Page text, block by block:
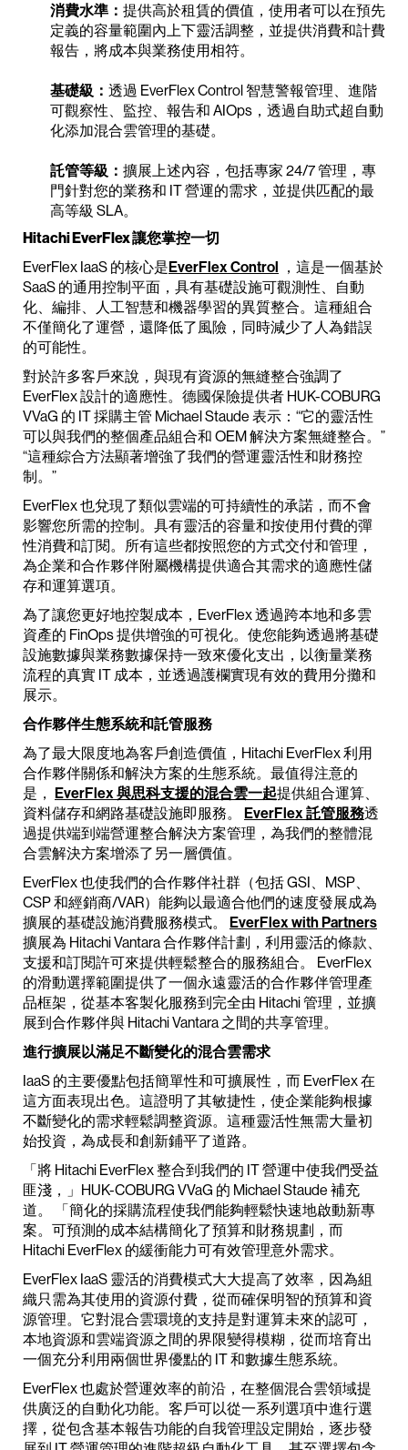
消費水準： 提供高於租賃的價值，使用者可以在預先
定義的容量範圍內上下靈活調整，並提供消費和計費
報告，將成本與業務使用相符。
基礎級： 透過 EverFlex Control 智慧警報管理、進階
可觀察性、監控、報告和 AIOps，透過自助式超自動
化添加混合雲管理的基礎。
託管等級： 擴展上述內容，包括專家 24/7 管理，專
門針對您的業務和 IT 營運的需求，並提供匹配的最
高等級 SLA。
Hitachi EverFlex 讓您掌控一切
EverFlex IaaS 的核心是EverFlex Control ，這是一個基於
SaaS 的通用控制平面，具有基礎設施可觀測性、自動
化、編排、人工智慧和機器學習的異質整合。這種組合
不僅簡化了運營，還降低了風險，同時減少了人為錯誤
的可能性。
對於許多客戶來說，與現有資源的無縫整合強調了
EverFlex 設計的適應性。德國保險提供者 HUK-COBURG
VVaG 的 IT 採購主管 Michael Staude 表示：“它的靈活性
可以與我們的整個產品組合和 OEM 解決方案無縫整合。”
“這種綜合方法顯著增強了我們的營運靈活性和財務控
制。”
EverFlex 也兌現了類似雲端的可持續性的承諾，而不會
影響您所需的控制。具有靈活的容量和按使用付費的彈
性消費和訂閱。所有這些都按照您的方式交付和管理，
為企業和合作夥伴附屬機構提供適合其需求的適應性儲
存和運算選項。
為了讓您更好地控製成本，EverFlex 透過跨本地和多雲
資產的 FinOps 提供增強的可視化。使您能夠透過將基礎
設施數據與業務數據保持一致來優化支出，以衡量業務
流程的真實 IT 成本，並透過護欄實現有效的費用分攤和
展示。
合作夥伴生態系統和託管服務
為了最大限度地為客戶創造價值，Hitachi EverFlex 利用
合作夥伴關係和解決方案的生態系統。最值得注意的
是， EverFlex 與思科支援的混合雲一起提供組合運算、
資料儲存和網路基礎設施即服務。 EverFlex 託管服務透
過提供端到端營運整合解決方案管理，為我們的整體混
合雲解決方案增添了另一層價值。
EverFlex 也使我們的合作夥伴社群（包括 GSI、MSP、
CSP 和經銷商/VAR）能夠以最適合他們的速度發展成為
擴展的基礎設施消費服務模式。 EverFlex with Partners
擴展為 Hitachi Vantara 合作夥伴計劃，利用靈活的條款、
支援和訂閱許可來提供輕鬆整合的服務組合。 EverFlex
的滑動選擇範圍提供了一個永遠靈活的合作夥伴管理產
品框架，從基本客製化服務到完全由 Hitachi 管理，並擴
展到合作夥伴與 Hitachi Vantara 之間的共享管理。
進行擴展以滿足不斷變化的混合雲需求
IaaS 的主要優點包括簡單性和可擴展性，而 EverFlex 在
這方面表現出色。這證明了其敏捷性，使企業能夠根據
不斷變化的需求輕鬆調整資源。這種靈活性無需大量初
始投資，為成長和創新鋪平了道路。
「將 Hitachi EverFlex 整合到我們的 IT 營運中使我們受益
匪淺，」HUK-COBURG VVaG 的 Michael Staude 補充
道。 「簡化的採購流程使我們能夠輕鬆快速地啟動新專
案。可預測的成本結構簡化了預算和財務規劃，而
Hitachi EverFlex 的緩衝能力可有效管理意外需求。
EverFlex IaaS 靈活的消費模式大大提高了效率，因為組
織只需為其使用的資源付費，從而確保明智的預算和資
源管理。它對混合雲環境的支持是對運算未來的認可，
本地資源和雲端資源之間的界限變得模糊，從而培育出
一個充分利用兩個世界優點的 IT 和數據生態系統。
EverFlex 也處於營運效率的前沿，在整個混合雲領域提
供廣泛的自動化功能。客戶可以從一系列選項中進行選
擇，從包含基本報告功能的自我管理設定開始，逐步發